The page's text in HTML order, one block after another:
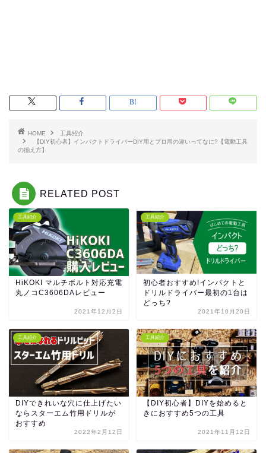
HOME
工具紹介
【DIY初心者】インパクトドライバーDIY用とプロ用の違いってなに?【電動工具
の揃え方】
RELATED POST
工具紹介
HiKOKI マルチボルト対応充電
丸ノコC3606DAレビュー
2021年12月2日
工具紹介
初心者おすすめ!インパクトと
ドリルドライバー最初の1台は
どっち?
2021年10月20日
工具紹介
DIYできれいな穴に仕上げたい
ならスターエム竹用ドリルが
おすすめ
2022年2月12日
工具紹介
【DIY初心者】DIYを始めると
きにおすすめ5つの工具
2021年11月12日